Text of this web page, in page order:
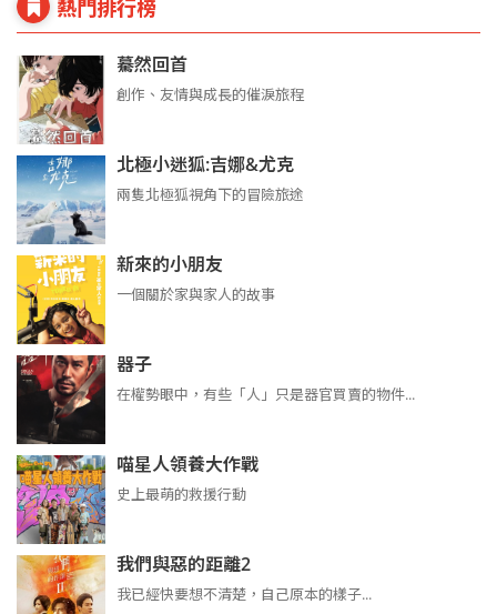
熱門排行榜
驀然回首
創作、友情與成長的催淚旅程
北極小迷狐:吉娜&尤克
兩隻北極狐視角下的冒險旅途
新來的小朋友
一個關於家與家人的故事
器子
在權勢眼中，有些「人」只是器官買賣的物件...
喵星人領養大作戰
史上最萌的救援行動
我們與惡的距離2
我已經快要想不清楚，自己原本的樣子...